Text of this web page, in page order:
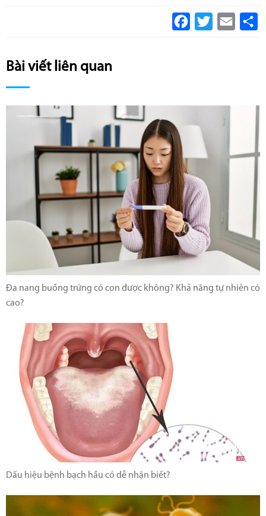
Facebook
Twitter Email
Bài viết liên quan
Đa nang buồng trứng có con được không? Khả năng tự nhiên có
cao?
Dấu hiệu bệnh bạch hầu có dễ nhận biết?